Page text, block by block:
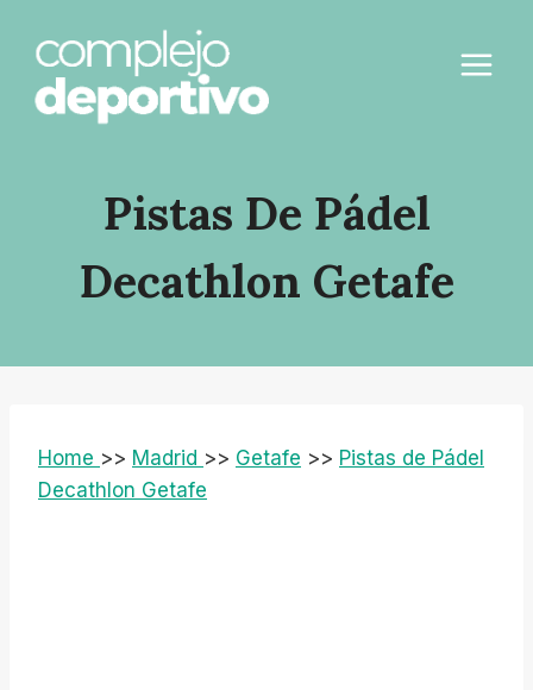
contenido
Pistas De Pádel
Decathlon Getafe
Home >> Madrid >> Getafe >> Pistas de Pádel
Decathlon Getafe